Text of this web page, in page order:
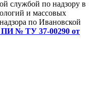
службой по надзору в
и массовых
по Ивановской
ПИ № ТУ 37-00290 от